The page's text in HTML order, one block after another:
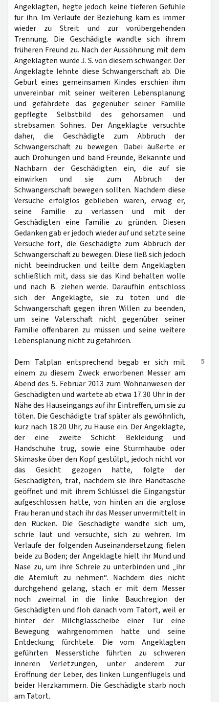
Angeklagten, hegte jedoch keine tieferen Gefühle
für ihn. Im Verlaufe der Beziehung kam es immer
wieder zu Streit und zur vorübergehenden
Trennung. Die Geschädigte wandte sich ihrem
früheren Freund zu. Nach der Aussöhnung mit dem
Angeklagten wurde J. S. von diesem schwanger. Der
Angeklagte lehnte diese Schwangerschaft ab. Die
Geburt eines gemeinsamen Kindes erschien ihm
unvereinbar mit seiner weiteren Lebensplanung
und gefährdete das gegenüber seiner Familie
gepflegte Selbstbild des gehorsamen und
strebsamen Sohnes. Der Angeklagte versuchte
daher, die Geschädigte zum Abbruch der
Schwangerschaft zu bewegen. Dabei äußerte er
auch Drohungen und band Freunde, Bekannte und
Nachbarn der Geschädigten ein, die auf sie
einwirken und sie zum Abbruch der
Schwangerschaft bewegen sollten. Nachdem diese
Versuche erfolglos geblieben waren, erwog er,
seine Familie zu verlassen und mit der
Geschädigten eine Familie zu gründen. Diesen
Gedanken gab er jedoch wieder auf und setzte seine
Versuche fort, die Geschädigte zum Abbruch der
Schwangerschaft zu bewegen. Diese ließ sich jedoch
nicht beeindrucken und teilte dem Angeklagten
schließlich mit, dass sie das Kind behalten wolle
und nach B. ziehen werde. Daraufhin entschloss
sich der Angeklagte, sie zu töten und die
Schwangerschaft gegen ihren Willen zu beenden,
um seine Vaterschaft nicht gegenüber seiner
Familie offenbaren zu müssen und seine weitere
Lebensplanung nicht zu gefährden.
5
Dem Tatplan entsprechend begab er sich mit
einem zu diesem Zweck erworbenen Messer am
Abend des 5. Februar 2013 zum Wohnanwesen der
Geschädigten und wartete ab etwa 17.30 Uhr in der
Nähe des Hauseingangs auf ihr Eintreffen, um sie zu
töten. Die Geschädigte traf später als gewöhnlich,
kurz nach 18.20 Uhr, zu Hause ein. Der Angeklagte,
der eine zweite Schicht Bekleidung und
Handschuhe trug, sowie eine Sturmhaube oder
Skimaske über den Kopf gestülpt, jedoch nicht vor
das Gesicht gezogen hatte, folgte der
Geschädigten, trat, nachdem sie ihre Handtasche
geöffnet und mit ihrem Schlüssel die Eingangstür
aufgeschlossen hatte, von hinten an die arglose
Frau heran und stach ihr das Messer unvermittelt in
den Rücken. Die Geschädigte wandte sich um,
schrie laut und versuchte, sich zu wehren. Im
Verlaufe der folgenden Auseinandersetzung fielen
beide zu Boden; der Angeklagte hielt ihr Mund und
Nase zu, um ihre Schreie zu unterbinden und „ihr
die Atemluft zu nehmen“. Nachdem dies nicht
durchgehend gelang, stach er mit dem Messer
noch zweimal in die linke Bauchregion der
Geschädigten und floh danach vom Tatort, weil er
hinter der Milchglasscheibe einer Tür eine
Bewegung wahrgenommen hatte und seine
Entdeckung fürchtete. Die vom Angeklagten
geführten Messerstiche führten zu schweren
inneren Verletzungen, unter anderem zur
Eröffnung der Leber, des linken Lungenflügels und
beider Herzkammern. Die Geschädigte starb noch
am Tatort.